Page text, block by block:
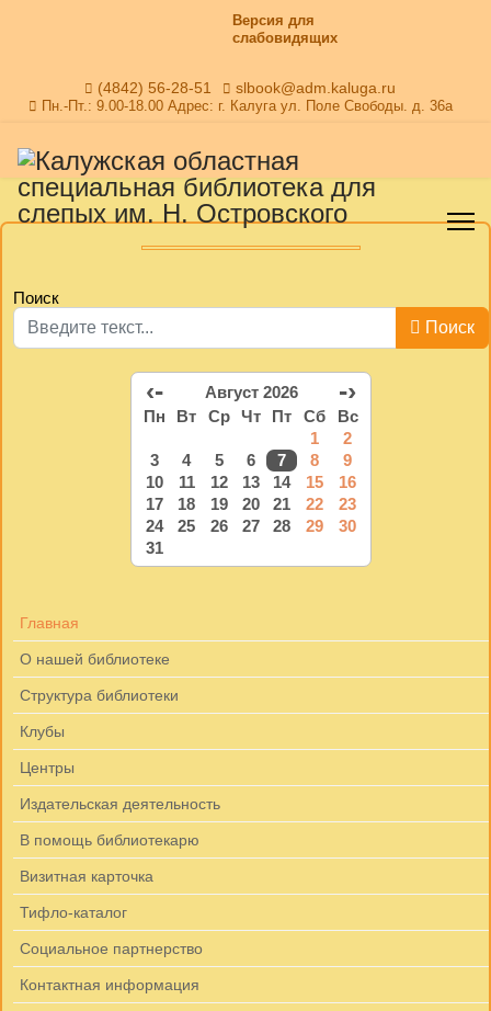
Версия для
слабовидящих
(4842) 56-28-51 slbook@adm.kaluga.ru
Пн.-Пт.: 9.00-18.00 Адрес: г. Калуга ул. Поле Свободы. д. 36а
Поиск
Поиск
‹- Август 2026 -›
Пн Вт Ср Чт Пт Сб
Вс
1
2
3
4 5 6 7 8
9
10
11 12 13 14 15
16
17
18 19 20 21 22
23
24
25 26 27 28 29
30
31
Главная
О нашей библиотеке
Структура библиотеки
Клубы
Центры
Издательская деятельность
В помощь библиотекарю
Визитная карточка
Тифло-каталог
Социальное партнерство
Контактная информация